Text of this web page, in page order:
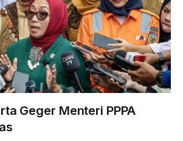
Geger Menteri PPPA